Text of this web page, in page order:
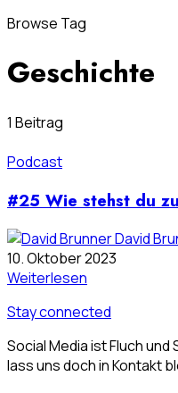
Browse Tag
Geschichte
1 Beitrag
Podcast
#25 Wie stehst du
David
10. Oktober 2023
Weiterlesen
Stay connected
Social Media ist Fluch
lass uns doch in Kontakt